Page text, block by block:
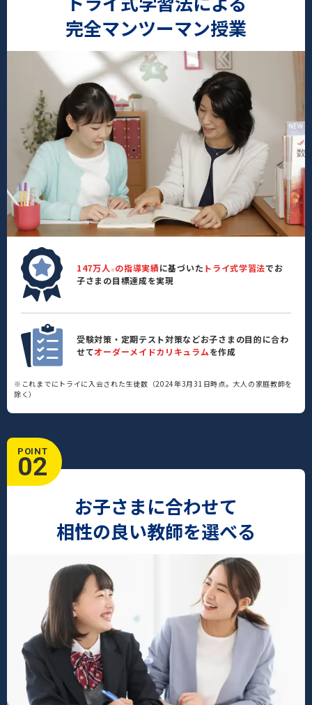
完全マンツーマン授業
147万人 ※ の指導実績に基づいた トライ式学習法でお
子さまの目標達成を実現
受験対策・定期テスト対策などお子さまの目的に合わ
せてオーダーメイドカリキュラムを作成
※これまでにトライに入会された生徒数（2024年3月31日時点。大人の家庭教師を
除く）
POINT
02
お子さまに合わせて
相性の良い教師を選べる